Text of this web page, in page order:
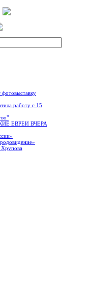
работу с 15
ЕВРЕИ ВЧЕРА
Хрупова